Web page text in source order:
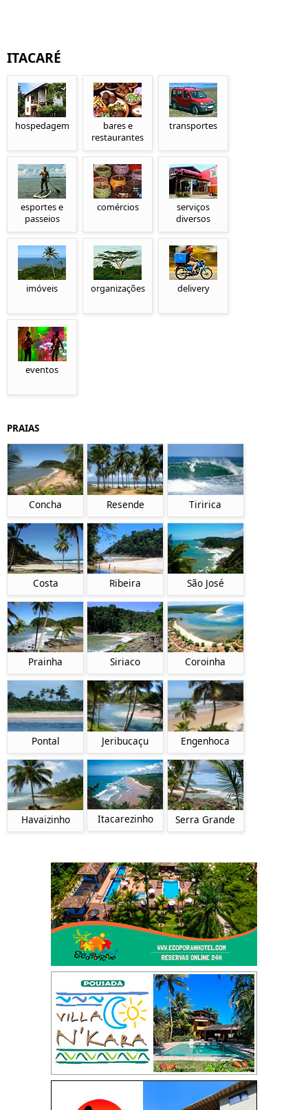
ITACARÉ
hospedagem
bares e
restaurantes
transportes
esportes e
passeios
comércios
serviços
diversos
imóveis organizações delivery
eventos
PRAIAS
Concha Resende Tiririca
Costa Ribeira São José
Prainha Siriaco Coroinha
Pontal Jeribucaçu Engenhoca
Havaizinho Itacarezinho Serra Grande